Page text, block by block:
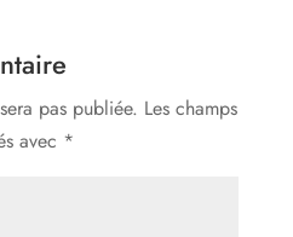
pas publiée. Les champs
avec *